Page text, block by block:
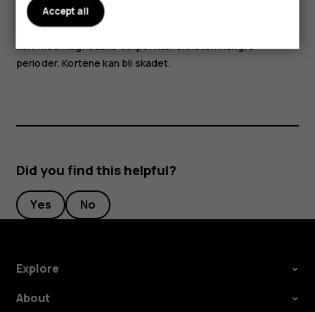
Deler av enheten er magnetiske. Metalliske materialer kan
tiltrekke seg enheten. Ikke plasser kredittkort eller andre
kort med magnetiske striper nær enheten i lengre
perioder. Kortene kan bli skadet.
Did you find this helpful?
Yes No
Explore
About
Accept all